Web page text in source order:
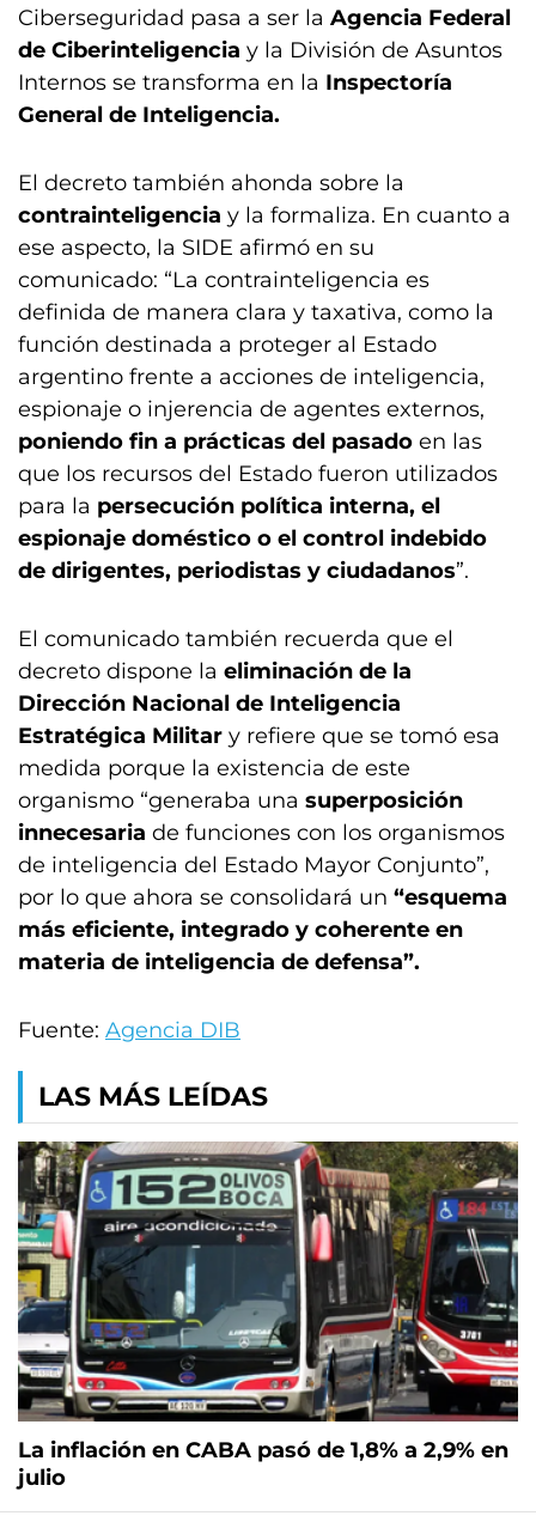
Ciberseguridad pasa a ser la Agencia Federal
de Ciberinteligencia y la División de Asuntos
Internos se transforma en la Inspectoría
General de Inteligencia.
El decreto también ahonda sobre la
contrainteligencia y la formaliza. En cuanto a
ese aspecto, la SIDE afirmó en su
comunicado: “La contrainteligencia es
definida de manera clara y taxativa, como la
función destinada a proteger al Estado
argentino frente a acciones de inteligencia,
espionaje o injerencia de agentes externos,
poniendo fin a prácticas del pasado en las
que los recursos del Estado fueron utilizados
para la persecución política interna, el
espionaje doméstico o el control indebido
de dirigentes, periodistas y ciudadanos”.
El comunicado también recuerda que el
decreto dispone la eliminación de la
Dirección Nacional de Inteligencia
Estratégica Militar y refiere que se tomó esa
medida porque la existencia de este
organismo “generaba una superposición
innecesaria de funciones con los organismos
de inteligencia del Estado Mayor Conjunto”,
por lo que ahora se consolidará un “esquema
más eficiente, integrado y coherente en
materia de inteligencia de defensa”.
Fuente: Agencia DIB
LAS MÁS LEÍDAS
La inflación en CABA pasó de 1,8% a 2,9% en
julio